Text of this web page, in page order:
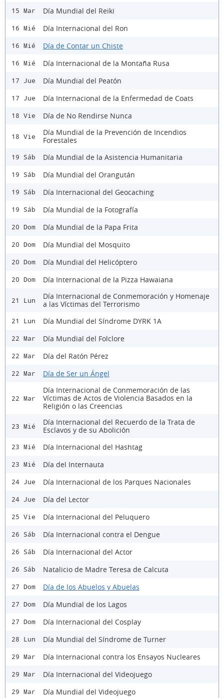
15 Mar Día Mundial del Reiki
16 Mié Día Internacional del Ron
16 Mié Día de Contar un Chiste
16 Mié Día Internacional de la Montaña Rusa
17 Jue Día Mundial del Peatón
17 Jue Día Internacional de la Enfermedad de Coats
18 Vie Día de No Rendirse Nunca
18 Vie
Día Mundial de la Prevención de Incendios
Forestales
19 Sáb Día Mundial de la Asistencia Humanitaria
19 Sáb Día Mundial del Orangután
19 Sáb Día Internacional del Geocaching
19 Sáb Día Mundial de la Fotografía
20 Dom Día Mundial de la Papa Frita
20 Dom Día Mundial del Mosquito
20 Dom Día Mundial del Helicóptero
20 Dom Día Internacional de la Pizza Hawaiana
21 Lun
Día Internacional de Conmemoración y Homenaje
a las Víctimas del Terrorismo
21 Lun Día Mundial del Síndrome DYRK 1A
22 Mar Día Mundial del Folclore
22 Mar Día del Ratón Pérez
22 Mar Día de Ser un Ángel
22 Mar
Día Internacional de Conmemoración de las
Víctimas de Actos de Violencia Basados en la
Religión o las Creencias
23 Mié
Día Internacional del Recuerdo de la Trata de
Esclavos y de su Abolición
23 Mié Día Internacional del Hashtag
23 Mié Día del Internauta
24 Jue Día Internacional de los Parques Nacionales
24 Jue Día del Lector
25 Vie Día Internacional del Peluquero
26 Sáb Día Internacional contra el Dengue
26 Sáb Día Internacional del Actor
26 Sáb Natalicio de Madre Teresa de Calcuta
27 Dom Día de los Abuelos y Abuelas
27 Dom Día Mundial de los Lagos
27 Dom Día Internacional del Cosplay
28 Lun Día Mundial del Síndrome de Turner
29 Mar Día Internacional contra los Ensayos Nucleares
29 Mar Día Internacional del Videojuego
29 Mar Día Mundial del Videojuego